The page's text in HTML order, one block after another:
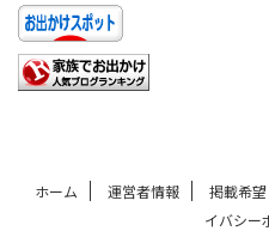
ホーム 運営者情報 掲載希望
イバシー